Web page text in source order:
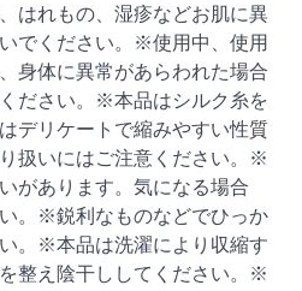
はれもの、湿疹などお肌に異
でください。※使用中、使用
身体に異常があらわれた場合
ださい。※本品はシルク糸を
デリケートで縮みやすい性質
扱いにはご注意ください。※
があります。気になる場合
。※鋭利なものなどでひっか
。※本品は洗濯により収縮す
整え陰干ししてください。※